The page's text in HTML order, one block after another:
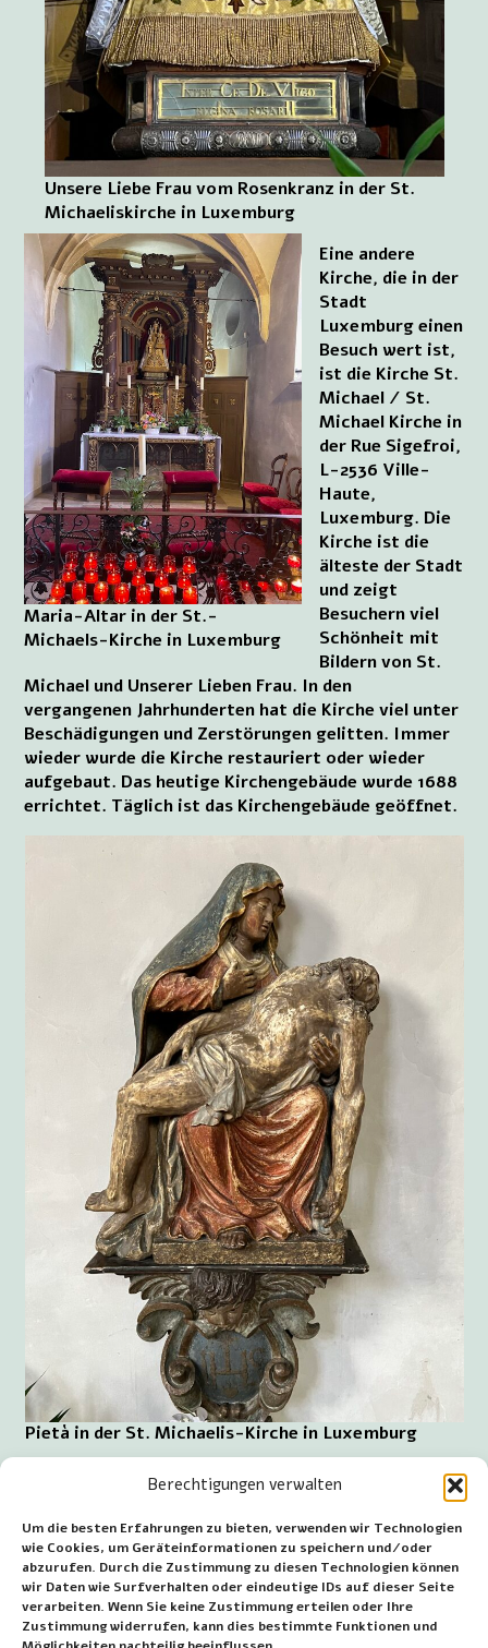
Berechtigungen verwalten
Um die besten Erfahrungen zu bieten, verwenden wir Technologien
wie Cookies, um Geräteinformationen zu speichern und/oder
abzurufen. Durch die Zustimmung zu diesen Technologien können
wir Daten wie Surfverhalten oder eindeutige IDs auf dieser Seite
verarbeiten. Wenn Sie keine Zustimmung erteilen oder Ihre
Zustimmung widerrufen, kann dies bestimmte Funktionen und
Unsere Liebe Frau vom Rosenkranz in der St.
Michaeliskirche in Luxemburg
Maria-Altar in der St.-
Michaels-Kirche in Luxemburg
Eine andere
Kirche, die in der
Stadt
Luxemburg einen
Besuch wert ist,
ist die Kirche St.
Michael / St.
Michael Kirche in
der Rue Sigefroi,
L-2536 Ville-
Haute,
Luxemburg. Die
Kirche ist die
älteste der Stadt
und zeigt
Besuchern viel
Schönheit mit
Bildern von St.
Michael und Unserer Lieben Frau. In den
vergangenen Jahrhunderten hat die Kirche viel unter
Beschädigungen und Zerstörungen gelitten. Immer
wieder wurde die Kirche restauriert oder wieder
aufgebaut. Das heutige Kirchengebäude wurde 1688
errichtet. Täglich ist das Kirchengebäude geöffnet.
Pietà in der St. Michaelis-Kirche in Luxemburg
Von Luxemburg nach Girsterklaus sind es 47
Kilometer in nordöstlicher Richtung.
Um nach Esch-sur-Alzette zu gelangen, ist es 18 km
nach Südwesten zu fahren.
Von Luxemburg nach Echternach sind es 34 km in
nordöstlicher Richtung zurückzulegen.